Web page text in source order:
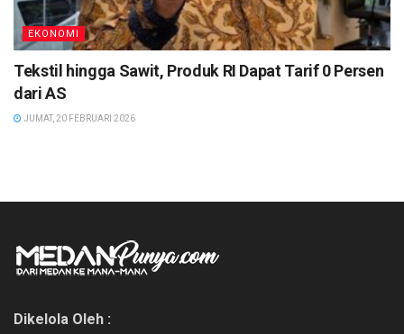
EKONOMI
Tekstil hingga Sawit, Produk RI Dapat Tarif 0 Persen
dari AS
JUMAT, 20 FEBRUARI 2026
Dikelola Oleh :